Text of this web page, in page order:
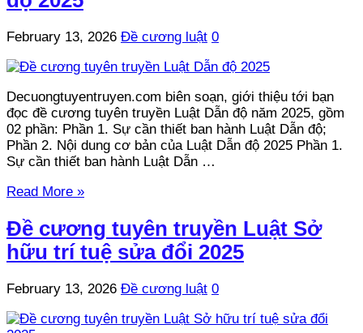
February 13, 2026 Đề cương luật 0
Decuongtuyentruyen.com biên soạn, giới thiệu tới bạn
đọc đề cương tuyên truyền Luật Dẫn độ năm 2025, gồm
02 phần: Phần 1. Sự cần thiết ban hành Luật Dẫn độ;
Phần 2. Nội dung cơ bản của Luật Dẫn độ 2025 Phần 1.
Sự cần thiết ban hành Luật Dẫn …
Read More »
Đề cương tuyên truyền Luật Sở
hữu trí tuệ sửa đổi 2025
February 13, 2026 Đề cương luật 0